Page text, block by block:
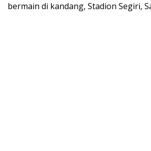
bermain di kandang, Stadion Segiri,